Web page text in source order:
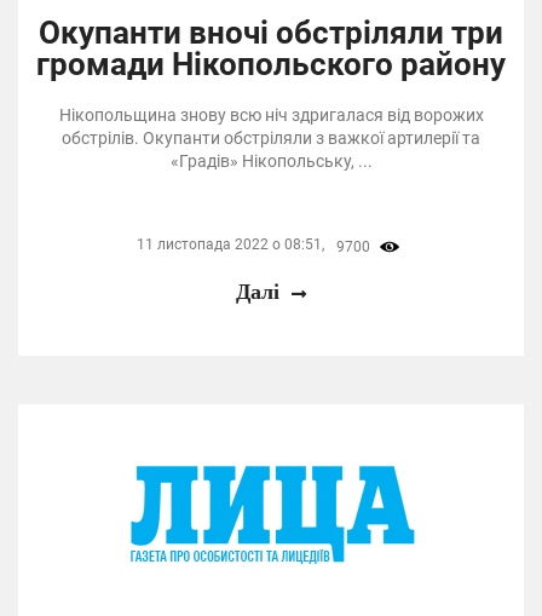
Окупанти вночі обстріляли три
громади Нікопольского району
Нікопольщина знову всю ніч здригалася від ворожих
обстрілів. Окупанти обстріляли з важкої артилерії та
«Градів» Нікопольську, ...
11 листопада 2022 о 08:51, 9700
Далі